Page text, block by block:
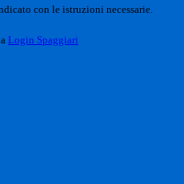
con le istruzioni necessarie.
Login Spaggiari